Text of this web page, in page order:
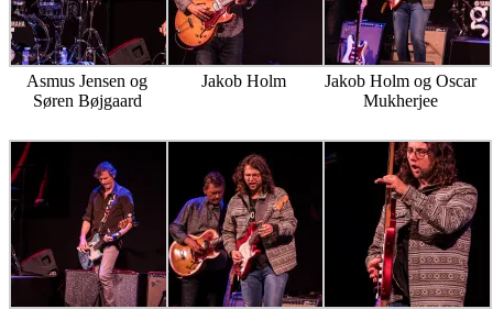
Asmus Jensen og
Søren Bøjgaard
Jakob Holm
Jakob Holm og Oscar
Mukherjee